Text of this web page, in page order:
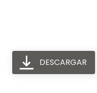
DESCARGAR